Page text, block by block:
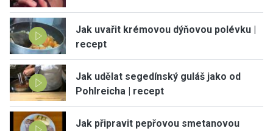
Jak uvařit krémovou dýňovou polévku |
recept
Jak udělat segedínský guláš jako od
Pohlreicha | recept
Jak připravit pepřovou smetanovou